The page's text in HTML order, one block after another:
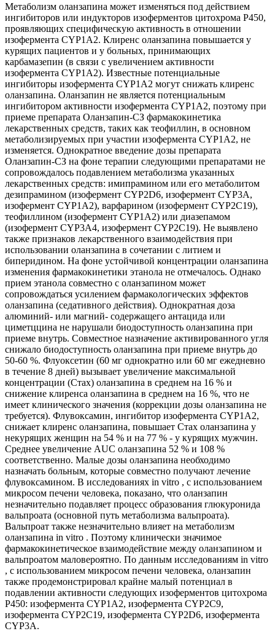
Метаболизм оланзапина может изменяться под действием
ингибиторов или индукторов изоферментов цитохрома Р450,
проявляющих специфическую активность в отношении
изофермента CYP1A2. Клиренс оланзапина повышается у
курящих пациентов и у больных, принимающих
карбамазепин (в связи с увеличением активности
изофермента CYP1A2). Известные потенциальные
ингибиторы изофермента CYP1A2 могут снижать клиренс
оланзапина. Оланзапин не является потенциальным
ингибитором активности изофермента CYP1A2, поэтому при
приеме препарата Оланзапин-СЗ фармакокинетика
лекарственных средств, таких как теофиллин, в основном
метаболизируемых при участии изофермента CYP1A2, не
изменяется. Однократное введение дозы препарата
Оланзапин-СЗ на фоне терапии следующими препаратами не
сопровождалось подавлением метаболизма указанных
лекарственных средств: имипрамином или его метаболитом
дезипрамином (изофермент CYP2D6, изофермент CYP3A,
изофермент CYP1A2), варфарином (изофермент CYP2C19),
теофиллином (изофермент CYP1A2) или диазепамом
(изофермент CYP3A4, изофермент CYP2C19). Не выявлено
также признаков лекарственного взаимодействия при
использовании оланзапина в сочетании с литием и
биперидином. На фоне устойчивой концентрации оланзапина
изменения фармакокинетики этанола не отмечалось. Однако
прием этанола совместно с оланзапином может
сопровождаться усилением фармакологических эффектов
оланзапина (седативного действия). Однократная доза
алюминий- или магний- содержащего антацида или
циметццина не нарушали биодоступность оланзапина при
приеме внутрь. Совместное назначение активированного угля
снижало биодоступность оланзапина при приеме внутрь до
50-60 %. Флуоксетин (60 мг однократно или 60 мг ежедневно
в течение 8 дней) вызывает увеличение максимальной
концентрации (Стах) оланзапина в среднем на 16 % и
снижение клиренса оланзапина в среднем на 16 %, что не
имеет клинического значения (коррекции дозы оланзапина не
требуется). Флувоксамин, ингибитор изофермента CYP1A2,
снижает клиренс оланзапина, повышает Стах оланзапина у
некурящих женщин на 54 % и на 77 % - у курящих мужчин.
Среднее увеличение AUC оланзапина 52 % и 108 %
соответственно. Малые дозы оланзапина необходимо
назначать больным, которые совместно получают лечение
флувоксамином. В исследованиях in vitro , с использованием
микросом печени человека, показано, что оланзапин
незначительно подавляет процесс образования глюкуронида
вальпроата (основной путь метаболизма вальпроата).
Вальпроат также незначительно влияет на метаболизм
оланзапина in vitro . Поэтому клинически значимое
фармакокинетическое взаимодействие между оланзапином и
вальпроатом маловероятно. По данным исследованиям in vitro
, с использованием микросом печени человека, оланзапин
также продемонстрировал крайне малый потенциал в
подавлении активности следующих изоферментов цитохрома
Р450: изофермента CYP1A2, изофермента CYP2C9,
изофермента CYP2C19, изофермента CYP2D6, изофермента
CYP3A.